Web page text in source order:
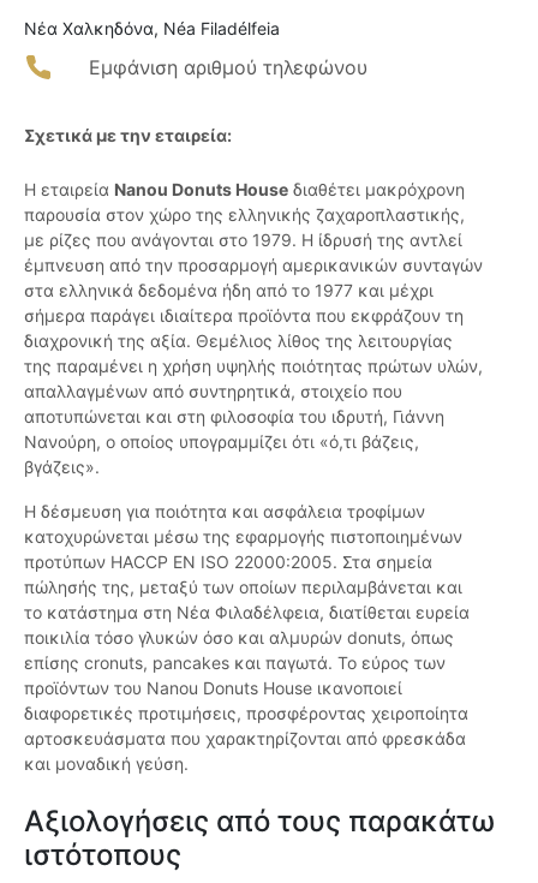
Νέα Χαλκηδόνα, Néa Filadélfeia
Εμφάνιση αριθμού τηλεφώνου
Σχετικά με την εταιρεία:
Η εταιρεία Nanou Donuts House διαθέτει μακρόχρονη
παρουσία στον χώρο της ελληνικής ζαχαροπλαστικής,
με ρίζες που ανάγονται στο 1979. Η ίδρυσή της αντλεί
έμπνευση από την προσαρμογή αμερικανικών συνταγών
στα ελληνικά δεδομένα ήδη από το 1977 και μέχρι
σήμερα παράγει ιδιαίτερα προϊόντα που εκφράζουν τη
διαχρονική της αξία. Θεμέλιος λίθος της λειτουργίας
της παραμένει η χρήση υψηλής ποιότητας πρώτων υλών,
απαλλαγμένων από συντηρητικά, στοιχείο που
αποτυπώνεται και στη φιλοσοφία του ιδρυτή, Γιάννη
Νανούρη, ο οποίος υπογραμμίζει ότι «ό,τι βάζεις,
βγάζεις».
Η δέσμευση για ποιότητα και ασφάλεια τροφίμων
κατοχυρώνεται μέσω της εφαρμογής πιστοποιημένων
προτύπων HACCP EN ISO 22000:2005. Στα σημεία
πώλησής της, μεταξύ των οποίων περιλαμβάνεται και
το κατάστημα στη Νέα Φιλαδέλφεια, διατίθεται ευρεία
ποικιλία τόσο γλυκών όσο και αλμυρών donuts, όπως
επίσης cronuts, pancakes και παγωτά. Το εύρος των
προϊόντων του Nanou Donuts House ικανοποιεί
διαφορετικές προτιμήσεις, προσφέροντας χειροποίητα
αρτοσκευάσματα που χαρακτηρίζονται από φρεσκάδα
και μοναδική γεύση.
Αξιολογήσεις από τους παρακάτω
ιστότοπους